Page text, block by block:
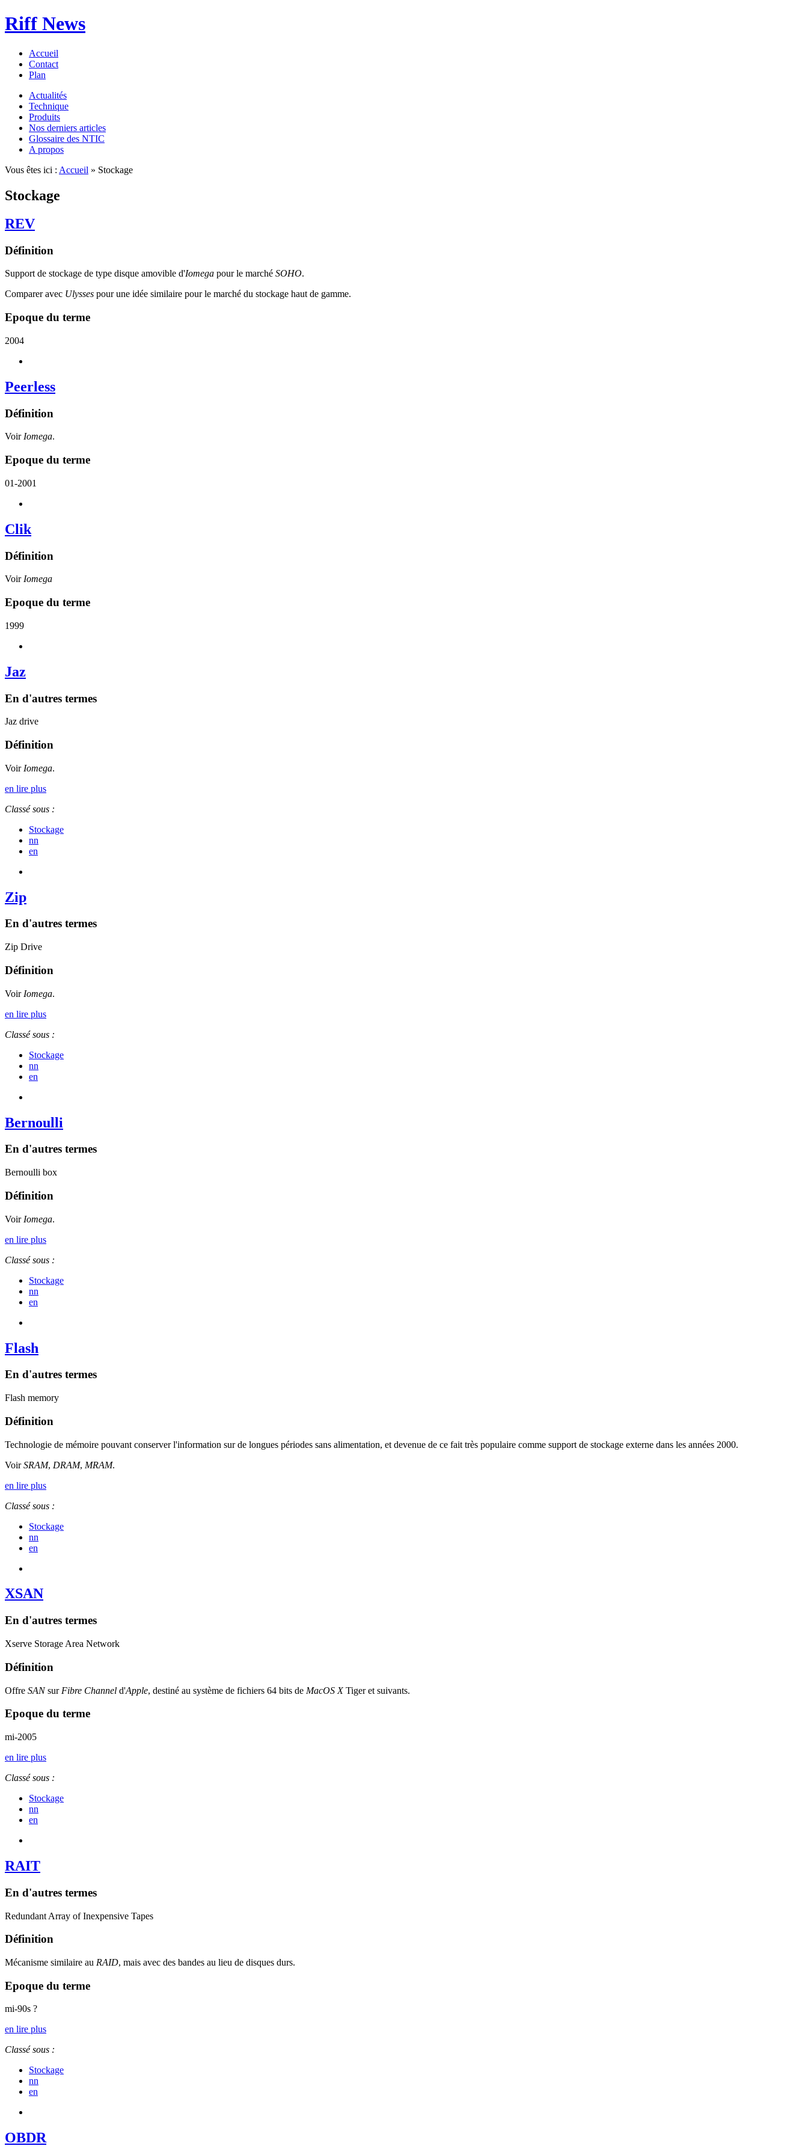
Riff News
Accueil
Contact
Plan
Actualités
Technique
Produits
Nos derniers articles
Glossaire des NTIC
A propos
Vous êtes ici : Accueil » Stockage
Stockage
REV
Définition
Support de stockage de type disque amovible d'Iomega pour le marché SOHO.
Comparer avec Ulysses pour une idée similaire pour le marché du stockage haut de gamme.
Epoque du terme
2004
Peerless
Définition
Voir Iomega.
Epoque du terme
01-2001
Clik
Définition
Voir Iomega
Epoque du terme
1999
Jaz
En d'autres termes
Jaz drive
Définition
Voir Iomega.
en lire plus
Classé sous :
Stockage
nn
en
Zip
En d'autres termes
Zip Drive
Définition
Voir Iomega.
en lire plus
Classé sous :
Stockage
nn
en
Bernoulli
En d'autres termes
Bernoulli box
Définition
Voir Iomega.
en lire plus
Classé sous :
Stockage
nn
en
Flash
En d'autres termes
Flash memory
Définition
Technologie de mémoire pouvant conserver l'information sur de longues périodes sans alimentation, et devenue de ce fait très populaire comme support de stockage externe dans les années 2000.
VoirSRAM, DRAM, MRAM.
en lire plus
Classé sous :
Stockage
nn
en
XSAN
En d'autres termes
Xserve Storage Area Network
Définition
Offre SANsur Fibre Channel d'Apple, destiné au système de fichiers 64 bits de MacOS XTiger et suivants.
Epoque du terme
mi-2005
en lire plus
Classé sous :
Stockage
nn
en
RAIT
En d'autres termes
Redundant Array of Inexpensive Tapes
Définition
Mécanisme similaire au RAID, mais avec des bandes au lieu de disques durs.
Epoque du terme
mi-90s ?
en lire plus
Classé sous :
Stockage
nn
en
OBDR